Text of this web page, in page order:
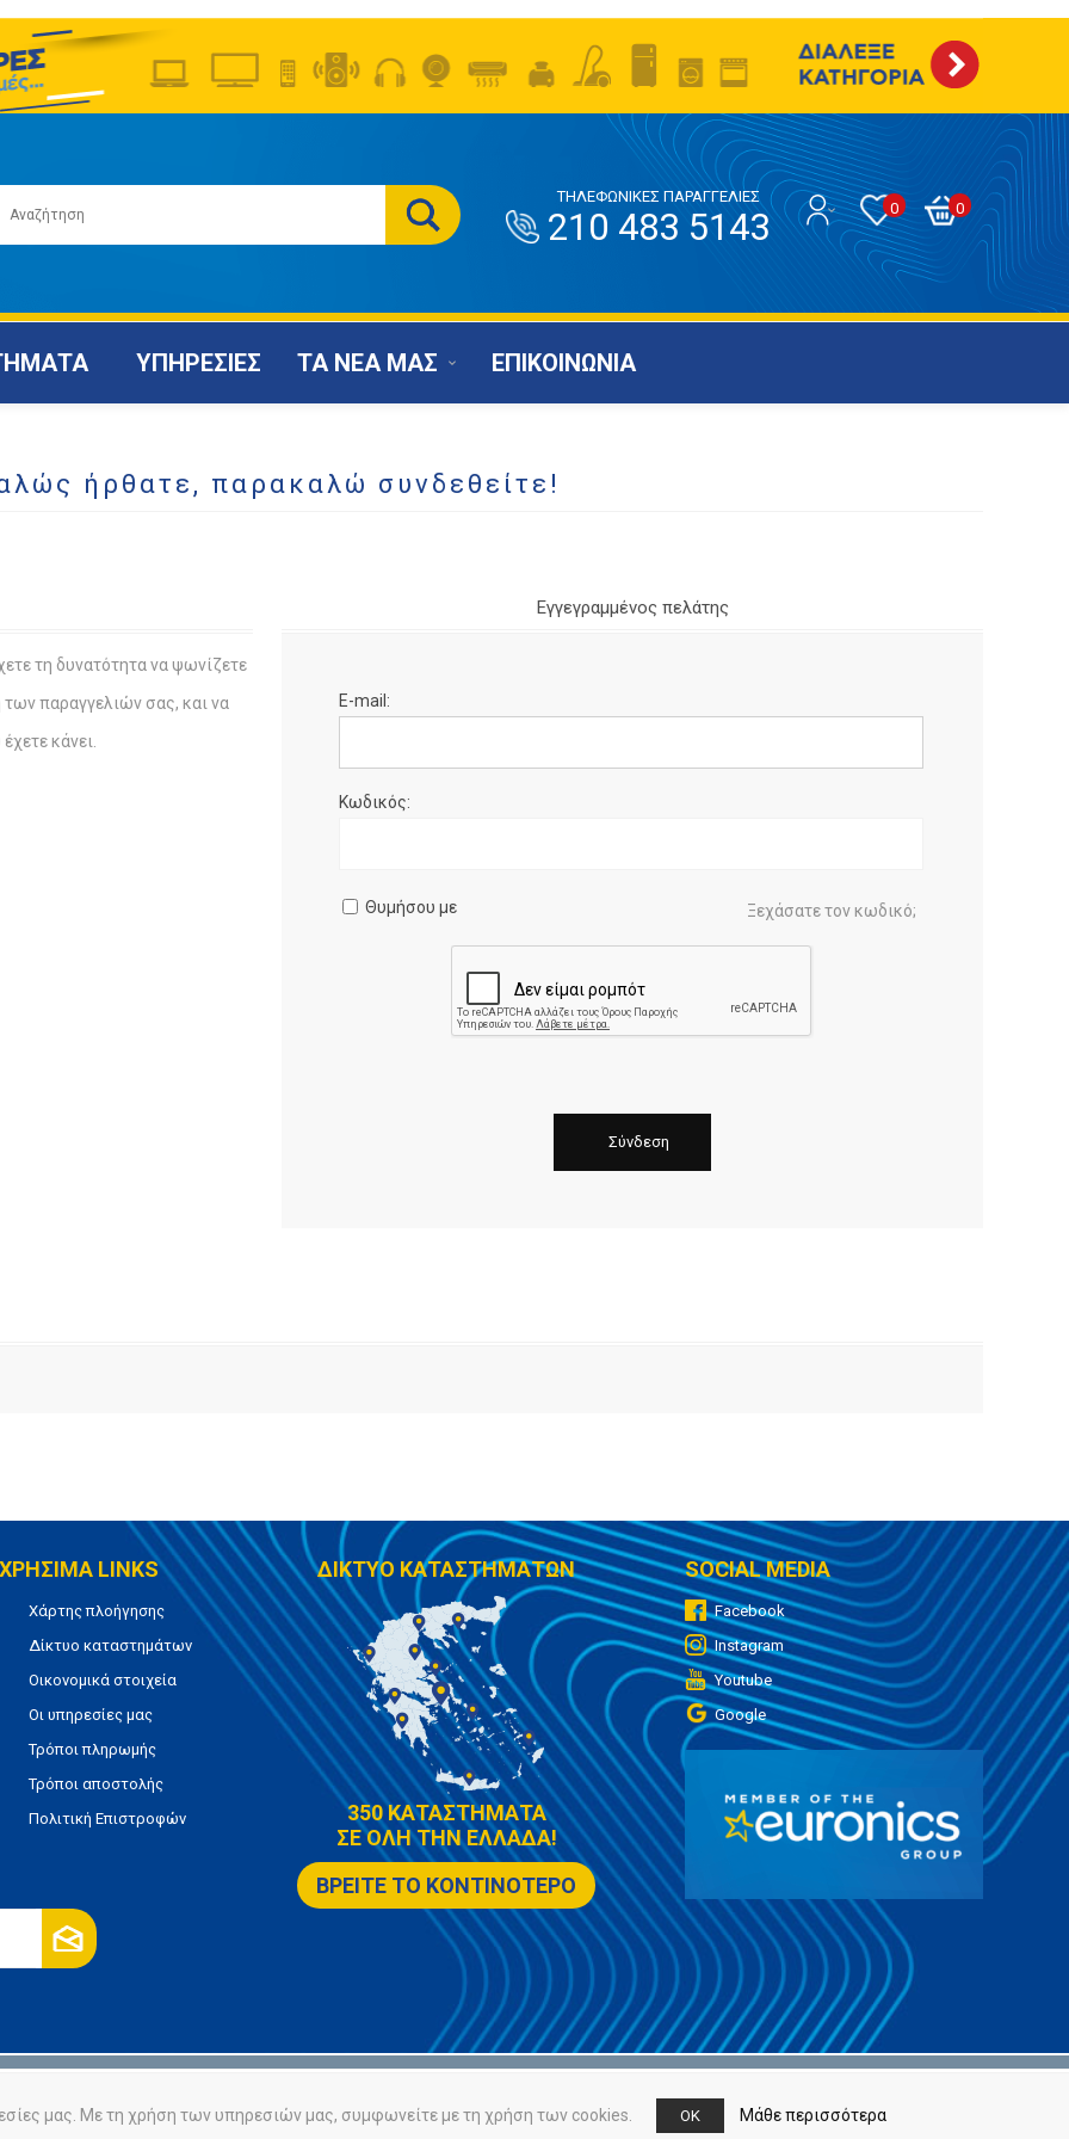
0
0
ΤΗΛΕΦΩΝΙΚΕΣ ΠΑΡΑΓΓΕΛΙΕΣ
210 483 5143
ΥΠΗΡΕΣΙΕΣ ΤΑ ΝΕΑ ΜΑΣ ΕΠΙΚΟΙΝΩΝΙΑ
ήρθατε, παρακαλώ συνδεθείτε!
τη δυνατότητα να ψωνίζετε
των παραγγελιών σας, και να
κάνει.
Εγγεγραμμένος πελάτης
E-mail:
Κωδικός:
Θυμήσου με Ξεχάσατε τον κωδικό;
ΧΡΗΣΙΜΑ LINKS
Χάρτης πλοήγησης
Δίκτυο καταστημάτων
Οικονομικά στοιχεία
Οι υπηρεσίες μας
Τρόποι πληρωμής
Τρόποι αποστολής
Πολιτική Επιστροφών
ΔΙΚΤΥΟ ΚΑΤΑΣΤΗΜΑΤΩΝ
350 ΚΑΤΑΣΤΗΜΑΤΑ
ΣΕ ΟΛΗ ΤΗΝ ΕΛΛΑΔΑ!
ΒΡΕΙΤΕ ΤΟ ΚΟΝΤΙΝΟΤΕΡΟ
SOCIAL MEDIA
Facebook
Instagram
Youtube
Google
Powered bynopCommerce
μας. Με τη χρήση των υπηρεσιών μας, συμφωνείτε με τη χρήση των cookies. OK Μάθε περισσότερα